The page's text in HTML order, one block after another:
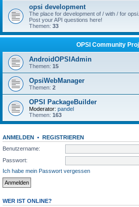
opsi development
The place for development of / with / for opsi.
Post your API questions here!
Themen: 33
OPSI Community
AndroidOPSIAdmin
Themen: 15
OpsiWebManager
Themen: 2
OPSI PackageBuilder
Moderator: pandel
Themen: 163
ANMELDEN • REGISTRIEREN
Benutzername:
Passwort:
Ich habe mein Passwort vergessen
WER IST ONLINE?